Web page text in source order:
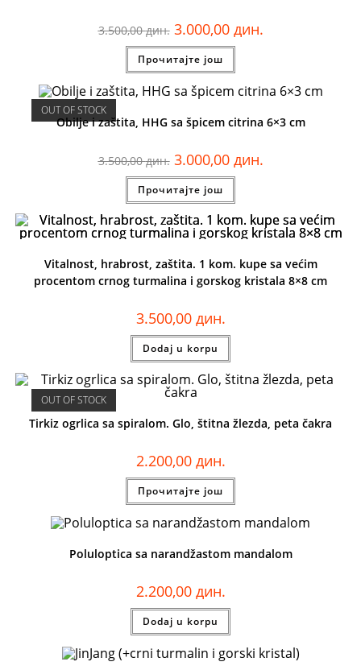
3.500,00дин. 3.000,00 дин.
Прочитајте још
OUT OF STOCK
Obilje i zaštita, HHG sa špicem citrina 6×3 cm
3.500,00дин. 3.000,00 дин.
Прочитајте још
Vitalnost, hrabrost, zaštita. 1 kom. kupe sa većim
procentom crnog turmalina i gorskog kristala 8×8 cm
3.500,00 дин.
Dodaj u korpu
OUT OF STOCK
Tirkiz ogrlica sa spiralom. Glo, štitna žlezda, peta čakra
2.200,00 дин.
Прочитајте још
Poluloptica sa narandžastom mandalom
2.200,00 дин.
Dodaj u korpu